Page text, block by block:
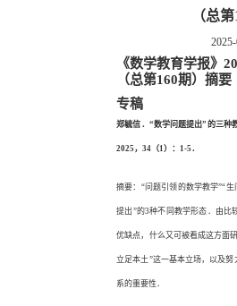
（总
《数学教育学报》
（总第160期）摘要
专稿
郑毓信． “数学问题提出”的三种
2025，34（1）：1-5．
摘要： “问题引领的数学教学”“
提出”的3种不同教学形态．由比
优缺点，什么又可被看成这方面
立足本土”这一基本立场，以及
系的重要性．